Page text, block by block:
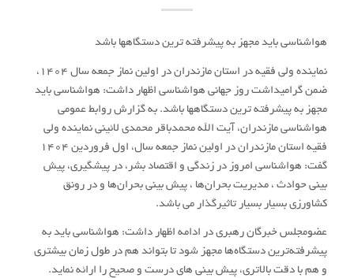
هواشناسی باید مجهز به پیشرفته ترین دستگاهها باشد
نماینده ولی فقیه در استان مازندران در اولین نماز جمعه سال ۱۴۰۴،
ضمن گرامیداشت روز جهانی هواشناسی اظهار داشت: هواشناسی باید
مجهز به پیشرفته ترین دستگاهها باشد. به گزارش روابط عمومی
هواشناسی مازندران، آیت الله محمدباقر محمدی لائینی نماینده ولی
فقیه استان مازندران در اولین نماز جمعه سال، اول فروردین ۱۴۰۴
گفت: هواشناسی امروز در زندگی و اقتصاد بشر، در پیشگیری، پیش
بینی حوادث ، مدیریت بحران‌ها ، پیش بینی بحران‌ها و در رونق
کشاورزی بسیار بسیار تاثیرگذار می باشد.
عضومجلس خبرگان رهبری در ادامه اظهار داشت: هواشناسی باید به
پیشرفته‌ترین دستگاه‌ها مجهز شود تا بتواند هم در طول زمان بیشتری
و هم با دقت بالاتری، پیش بینی های درست و صحیح را ارائه نماید.